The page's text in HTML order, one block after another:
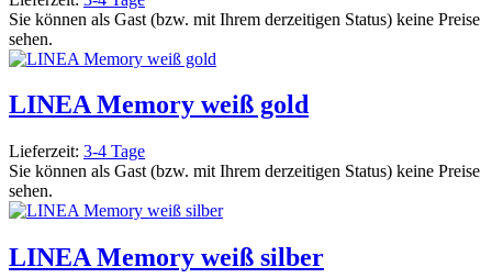
Sie können als Gast (bzw. mit Ihrem derzeitigen Status) keine Preise
sehen.
LINEA Memory weiß gold
Lieferzeit: 3-4 Tage
Sie können als Gast (bzw. mit Ihrem derzeitigen Status) keine Preise
sehen.
LINEA Memory weiß silber